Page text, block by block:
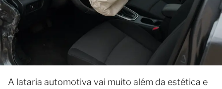
A lataria automotiva vai muito além da estética e